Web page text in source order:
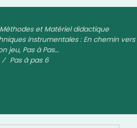
Méthodes et Matériel didactique
instrumentales : En chemin vers
jeu, Pas à Pas...
Pas à pas 6